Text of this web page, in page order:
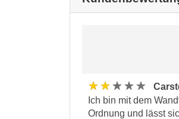
★★★★★
Ich bin mit dem
Ordnung und lässt